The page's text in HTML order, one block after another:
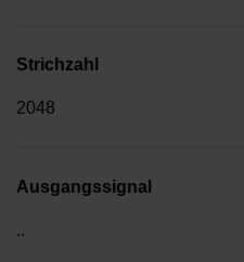
Strichzahl
2048
Ausgangssignal
..